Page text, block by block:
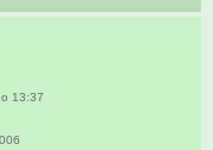
13:37